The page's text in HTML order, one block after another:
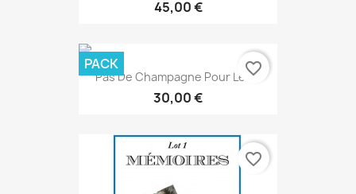
45,00 €
Pas De Champagne Pour Les...
30,00 €
PACK favorite_border
favorite_border